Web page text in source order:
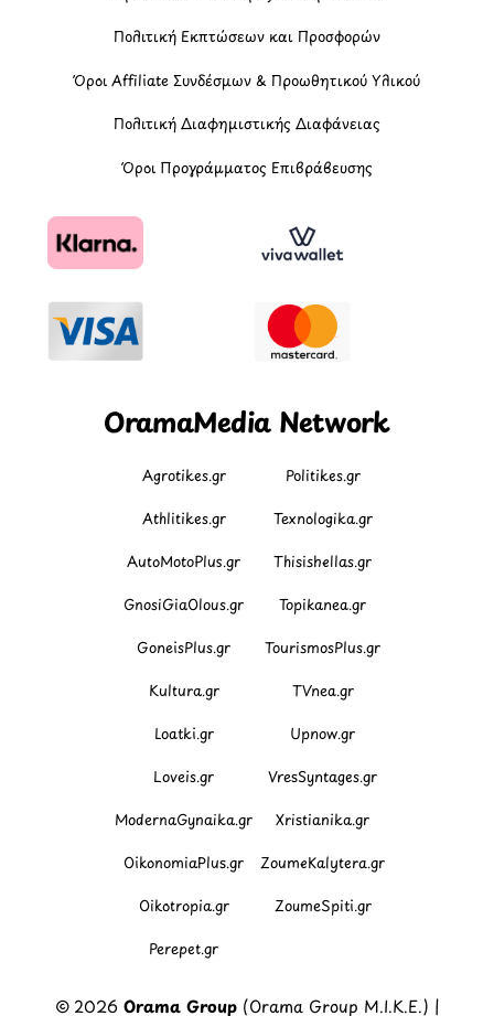
Πολιτική Εκπτώσεων και Προσφορών
Όροι Affiliate Συνδέσμων & Προωθητικού Υλικού
Πολιτική Διαφημιστικής Διαφάνειας
Όροι Προγράμματος Επιβράβευσης
OramaMedia Network
Agrotikes.gr Politikes.gr
Athlitikes.gr Texnologika.gr
AutoMotoPlus.gr Thisishellas.gr
GnosiGiaOlous.gr Topikanea.gr
GoneisPlus.gr TourismosPlus.gr
Kultura.gr TVnea.gr
Loatki.gr Upnow.gr
Loveis.gr VresSyntages.gr
ModernaGynaika.gr Xristianika.gr
OikonomiaPlus.gr ZoumeKalytera.gr
Oikotropia.gr ZoumeSpiti.gr
Perepet.gr
© 2026 Orama Group(Orama Group Μ.Ι.Κ.Ε.) |